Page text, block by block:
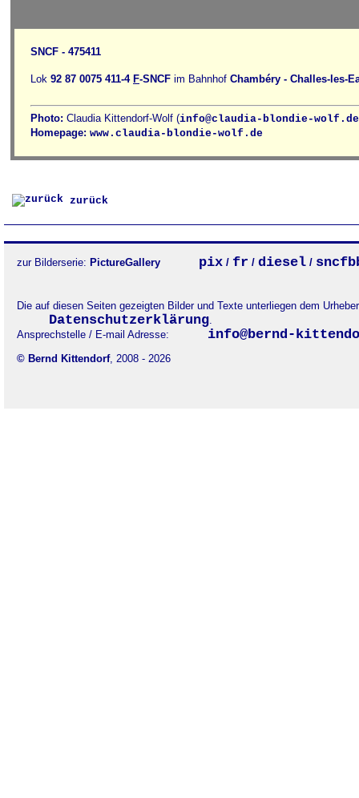
SNCF - 475411
Lok 92 87 0075 411-4 F-SNCF im Bahnhof Chambéry - Challes-les-
Photo: Claudia Kittendorf-Wolf (info@claudia-blondie-wolf.de
Homepage: www.claudia-blondie-wolf.de
zurück
zur Bilderserie: PictureGallery pix / fr / diesel /
Die auf diesen Seiten gezeigten Bilder und Texte unterliegen dem
Datenschutzerklärung.
Ansprechstelle / E-mail Adresse:
info@bernd-
© Bernd Kittendorf, 2008 - 2026